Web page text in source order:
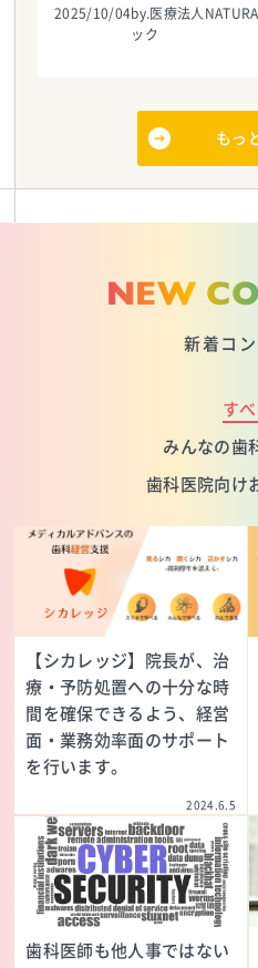
2025/10/04by.医療法人
ック
もっ
NEW
新着コ
す
みんなの歯
歯科医院向け
【シカレッジ】院長が、治
療・予防処置への十分な時
間を確保できるよう、経営
面・業務効率面のサポート
を行います。
2024.6.5
歯科医師も他人事ではない